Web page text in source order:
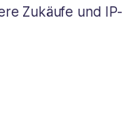
Zukäufe und IP-